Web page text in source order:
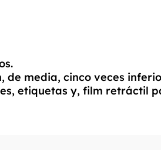
de media, cinco veces
etiquetas y, film retráctil